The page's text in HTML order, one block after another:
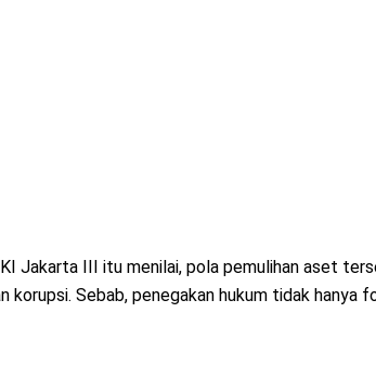
Jakarta III itu menilai, pola pemulihan aset
korupsi. Sebab, penegakan hukum tidak hanya